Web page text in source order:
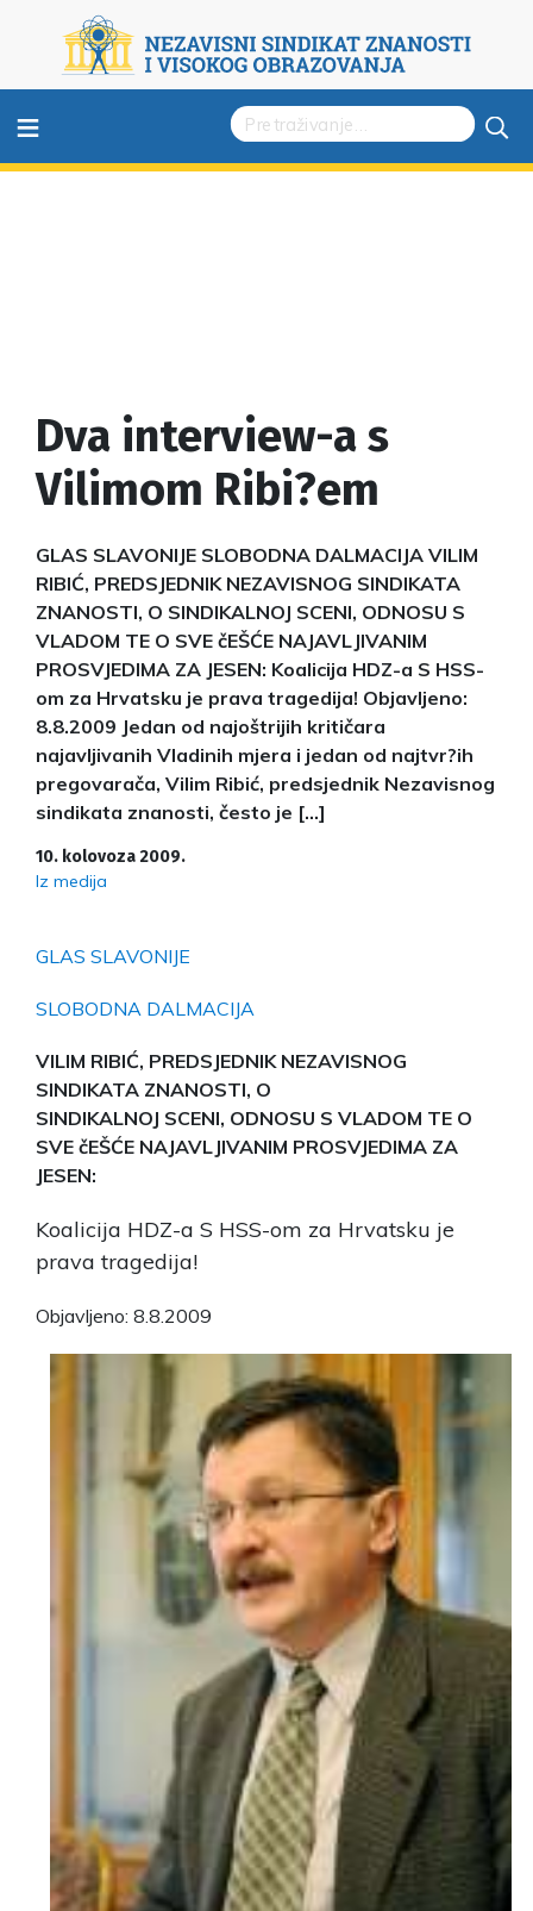
≡
Dva interview-a s
Vilimom Ribi?em
GLAS SLAVONIJE SLOBODNA DALMACIJA VILIM
RIBIĆ, PREDSJEDNIK NEZAVISNOG SINDIKATA
ZNANOSTI, O SINDIKALNOJ SCENI, ODNOSU S
VLADOM TE O SVE čEŠĆE NAJAVLJIVANIM
PROSVJEDIMA ZA JESEN: Koalicija HDZ-a S HSS-
om za Hrvatsku je prava tragedija! Objavljeno:
8.8.2009 Jedan od najoštrijih kritičara
najavljivanih Vladinih mjera i jedan od najtvr?ih
pregovarača, Vilim Ribić, predsjednik Nezavisnog
sindikata znanosti, često je […]
10. kolovoza 2009.
Iz medija
GLAS SLAVONIJE
SLOBODNA DALMACIJA
VILIM RIBIĆ, PREDSJEDNIK NEZAVISNOG
SINDIKATA ZNANOSTI, O
SINDIKALNOJ SCENI, ODNOSU S VLADOM TE O
SVE čEŠĆE NAJAVLJIVANIM PROSVJEDIMA ZA
JESEN:
Koalicija HDZ-a S HSS-om za Hrvatsku je
prava tragedija!
Objavljeno: 8.8.2009